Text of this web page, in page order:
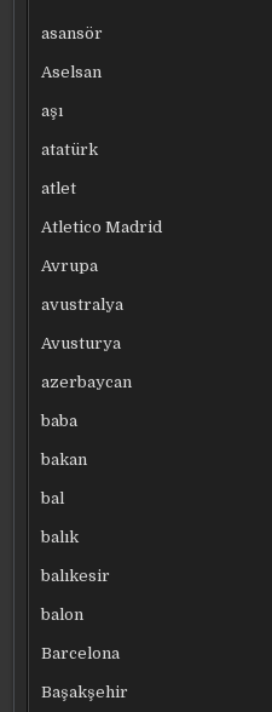
asansör
Aselsan
aşı
atatürk
atlet
Atletico Madrid
Avrupa
avustralya
Avusturya
azerbaycan
baba
bakan
bal
balık
balıkesir
balon
Barcelona
Başakşehir